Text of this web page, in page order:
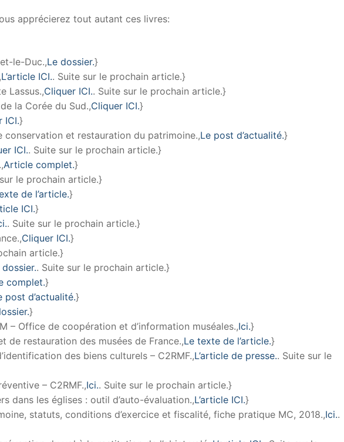
apprécierez tout autant ces livres:
le-Duc.,Le dossier.}
L’article ICI.. Suite sur le prochain article.}
Lassus.,Cliquer ICI.. Suite sur le prochain article.}
la Corée du Sud.,Cliquer ICI.}
ICI.}
conservation et restauration du patrimoine.,Le post d’actualité.}
ICI.. Suite sur le prochain article.}
Article complet.}
le prochain article.}
de l’article.}
ICI.}
. Suite sur le prochain article.}
Cliquer ICI.}
article.}
dossier.. Suite sur le prochain article.}
complet.}
post d’actualité.}
}
– Office de coopération et d’information muséales.,Ici.}
de restauration des musées de France.,Le texte de l’article.}
des biens culturels – C2RMF.,L’article de presse.. Suite sur le
– C2RMF.,Ici.. Suite sur le prochain article.}
dans les églises : outil d’auto-évaluation.,L’article ICI.}
statuts, conditions d’exercice et fiscalité, fiche pratique MC, 2018.,Ici..